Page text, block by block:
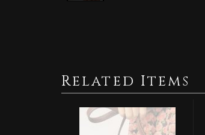
Related Items